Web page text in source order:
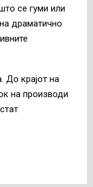
се гуми или
драматично
До крајот на
на производи